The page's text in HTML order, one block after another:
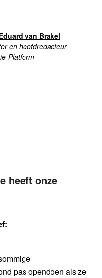
Eduard van Brakel
en hoofdredacteur
Platform
heeft onze
pas opendoen als ze